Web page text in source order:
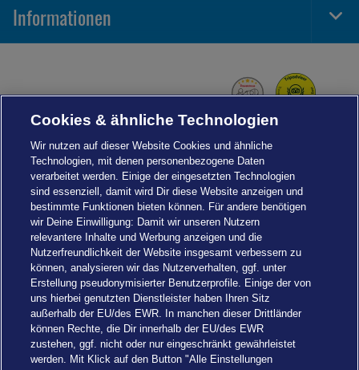
Informationen
Cookies & ähnliche Technologien
Wir nutzen auf dieser Website Cookies und ähnliche
Technologien, mit denen personenbezogene Daten
verarbeitet werden. Einige der eingesetzten Technologien
sind essenziell, damit wird Dir diese Website anzeigen und
bestimmte Funktionen bieten können. Für andere benötigen
wir Deine Einwilligung: Damit wir unseren Nutzern
relevantere Inhalte und Werbung anzeigen und die
Nutzerfreundlichkeit der Website insgesamt verbessern zu
können, analysieren wir das Nutzerverhalten, ggf. unter
Erstellung pseudonymisierter Benutzerprofile. Einige der von
uns hierbei genutzten Dienstleister haben Ihren Sitz
außerhalb der EU/des EWR. In manchen dieser Drittländer
können Rechte, die Dir innerhalb der EU/des EWR
zustehen, ggf. nicht oder nur eingeschränkt gewährleistet
werden. Mit Klick auf den Button "Alle Einstellungen